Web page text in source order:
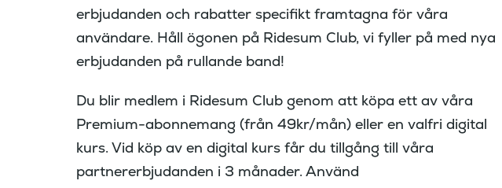
erbjudanden och rabatter specifikt framtagna för våra
användare. Håll ögonen på Ridesum Club, vi fyller på med nya
erbjudanden på rullande band!
Du blir medlem i Ridesum Club genom att köpa ett av våra
Premium-abonnemang (från 49kr/mån) eller en valfri digital
kurs. Vid köp av en digital kurs får du tillgång till våra
partnererbjudanden i 3 månader. Använd